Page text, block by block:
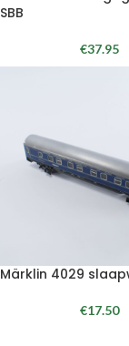
SBB
€37.95
Märklin 4029
€17.50